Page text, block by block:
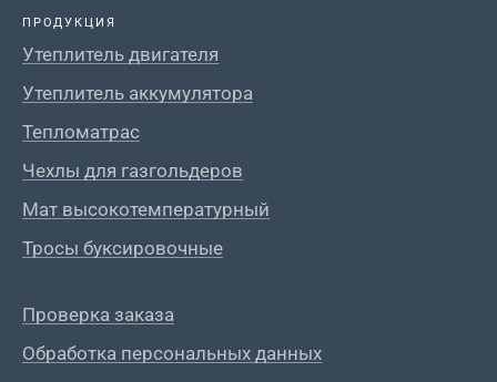
ПРОДУКЦИЯ
Утеплитель двигателя
Утеплитель аккумулятора
Тепломатрас
Чехлы для газгольдеров
Мат высокотемпературный
Тросы буксировочные
Проверка заказа
Обработка персональных данных